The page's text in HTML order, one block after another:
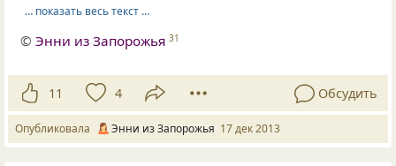
… показать весь текст …
©Энни из Запорожья 31
11 4 Обсудить
Опубликовала Энни из Запорожья 17 дек 2013